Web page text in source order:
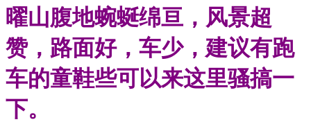
曜山腹地蜿蜒绵亘，风景超
赞，路面好，车少，建议有跑
车的童鞋些可以来这里骚搞一
下。